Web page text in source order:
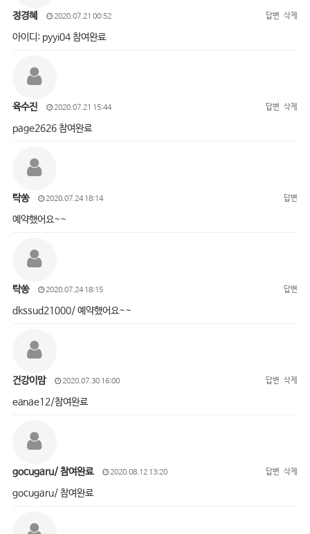
정경혜 2020.07.21 00:52 답변 삭제
아이디: pyyi04 참여완료
육수진 2020.07.21 15:44 답변 삭제
page2626 참여완료
탁쏭 2020.07.24 18:14 답변
예약했어요~~
탁쏭 2020.07.24 18:15 답변
dkssud21000/ 예약했어요~~
건강이맘 2020.07.30 16:00 답변 삭제
eanae12/참여완료
gocugaru/ 참여완료 2020.08.12 13:20 답변 삭제
gocugaru/ 참여완료